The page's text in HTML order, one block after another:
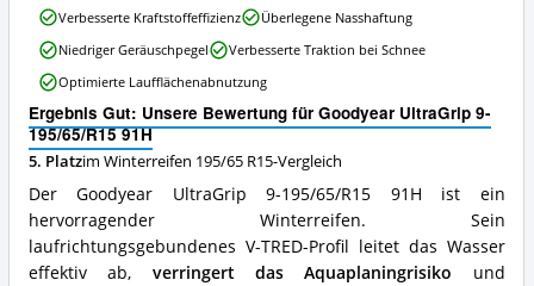
R15
erhältlich?
Ergebnis Gut: Unsere Bewertung für Goodyear UltraGrip 9-
195/65/R15 91H
5. Platzim Winterreifen 195/65 R15-Vergleich
Der Goodyear UltraGrip 9-195/65/R15 91H ist ein
hervorragender Winterreifen. Sein
laufrichtungsgebundenes V-TRED-Profil leitet das Wasser
effektiv ab, verringert das Aquaplaningrisiko und
Goodyear
UltraGrip
9-
195/65/R15
91H
Vorteile:
Was
spricht
für
diesen
Winterreifen
195/65
R15?
Verbesserte Kraftstoffeffizienz
Überlegene Nasshaftung
Niedriger Geräuschpegel
Verbesserte Traktion bei Schnee
Optimierte Laufflächenabnutzung